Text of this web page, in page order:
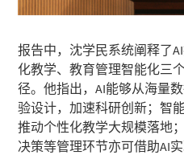
报告中，沈学民系统阐释了
化教学、教育管理智能化三
径。他指出，AI能够从海量
验设计，加速科研创新；智
推动个性化教学大规模落地
决策等管理环节亦可借助AI实